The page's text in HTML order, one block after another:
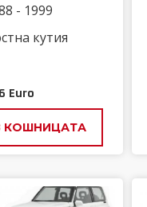
- 1999
кутия
Euro
КОШНИЦАТА